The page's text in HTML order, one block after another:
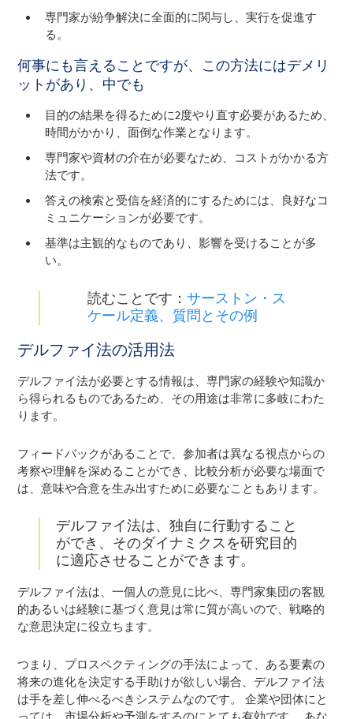
専門家が紛争解決に全面的に関与し、実行を促進す
る。
何事にも言えることですが、この方法にはデメリ
ットがあり、中でも
目的の結果を得るために2度やり直す必要があるため、
時間がかかり、面倒な作業となります。
専門家や資材の介在が必要なため、コストがかかる方
法です。
答えの検索と受信を経済的にするためには、良好なコ
ミュニケーションが必要です。
基準は主観的なものであり、影響を受けることが多
い。
読むことです： サーストン・ス
ケール定義、質問とその例
デルファイ法の活用法
デルファイ法が必要とする情報は、専門家の経験や知識か
ら得られるものであるため、その用途は非常に多岐にわた
ります。
フィードバックがあることで、参加者は異なる視点からの
考察や理解を深めることができ、比較分析が必要な場面で
は、意味や合意を生み出すために必要なこともあります。
デルファイ法は、独自に行動すること
ができ、そのダイナミクスを研究目的
に適応させることができます。
デルファイ法は、一個人の意見に比べ、専門家集団の客観
的あるいは経験に基づく意見は常に質が高いので、戦略的
な意思決定に役立ちます。
つまり、プロスペクティングの手法によって、ある要素の
将来の進化を決定する手助けが欲しい場合、デルファイ法
は手を差し伸べるべきシステムなのです。 企業や団体にと